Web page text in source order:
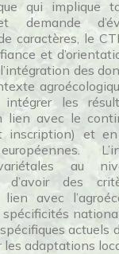
qui implique
demande
caractères, le
et
des
les
lien avec le
inscription) et
au
d’avoir des
avec
spécificités
actuels
adaptations